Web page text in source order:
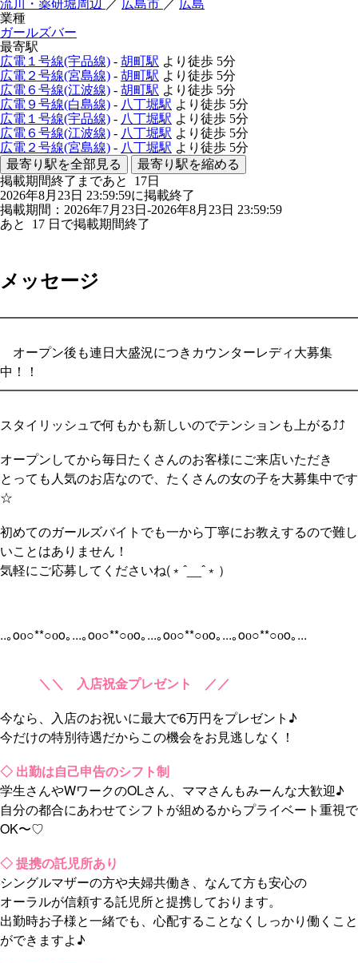
流川・薬研堀周辺 ／ 広島市 ／ 広島
業種
ガールズバー
最寄駅
広電１号線(宇品線) - 胡町駅 より徒歩 5分
広電２号線(宮島線) - 胡町駅 より徒歩 5分
広電６号線(江波線) - 胡町駅 より徒歩 5分
広電９号線(白島線) - 八丁堀駅 より徒歩 5分
広電１号線(宇品線) - 八丁堀駅 より徒歩 5分
広電６号線(江波線) - 八丁堀駅 より徒歩 5分
広電２号線(宮島線) - 八丁堀駅 より徒歩 5分
最寄り駅を全部見る
最寄り駅を縮める
掲載期間終了まであと 17日
2026年8月23日 23:59:59に掲載終了
掲載期間：2026年7月23日-2026年8月23日 23:59:59
あと 17 日で掲載期間終了
メッセージ
━━━━━━━━━━━━━━━━━━━━━━━━━━━━
オープン後も連日大盛況につきカウンターレディ大募集
中！！
━━━━━━━━━━━━━━━━━━━━━━━━━━━━
スタイリッシュで何もかも新しいのでテンションも上がる⤴︎⤴︎
オープンしてから毎日たくさんのお客様にご来店いただき
とっても人気のお店なので、たくさんの女の子を大募集中です
☆
初めてのガールズバイトでも一から丁寧にお教えするので難し
いことはありません！
気軽にご応募してくださいね(﹡ˆ__ˆ﹡）
..｡oо○**○оo｡...｡oо○**○оo｡...｡oо○**○оo｡...｡oо○**○оo｡...
＼＼ 入店祝金プレゼント ／／
今なら、入店のお祝いに最大で6万円をプレゼント♪
今だけの特別待遇だからこの機会をお見逃しなく！
◇ 出勤は自己申告のシフト制
学生さんやWワークのOLさん、ママさんもみーんな大歓迎♪
自分の都合にあわせてシフトが組めるからプライベート重視で
OK〜♡
◇ 提携の託児所あり
シングルマザーの方や夫婦共働き、なんて方も安心の
オーラルが信頼する託児所と提携しております。
出勤時お子様と一緒でも、心配することなくしっかり働くこと
ができますよ♪